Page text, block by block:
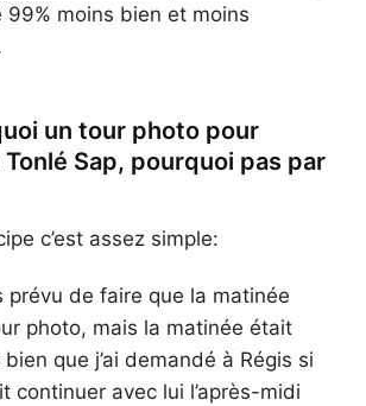
99% moins bien et moins
un tour photo pour
Sap, pourquoi pas par
c’est assez simple:
prévu de faire que la matinée
photo, mais la matinée était
que j’ai demandé à Régis si
continuer avec lui l’après-midi